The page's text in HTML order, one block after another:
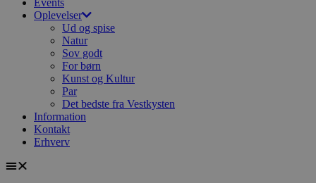
Events
Oplevelser
Ud og spise
Natur
Sov godt
For børn
Kunst og Kultur
Par
Det bedste fra Vestkysten
Information
Kontakt
Erhverv